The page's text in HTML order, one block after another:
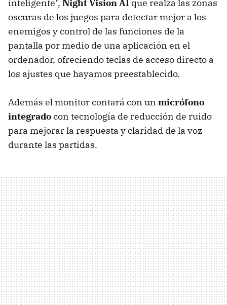
inteligente", Night Vision AI que realza las zonas
oscuras de los juegos para detectar mejor a los
enemigos y control de las funciones de la
pantalla por medio de una aplicación en el
ordenador, ofreciendo teclas de acceso directo a
los ajustes que hayamos preestablecido.
Además el monitor contará con un micrófono
integradocon tecnología de reducción de ruido
para mejorar la respuesta y claridad de la voz
durante las partidas.